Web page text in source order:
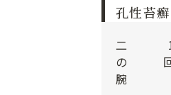
孔性苔
二
の
腕